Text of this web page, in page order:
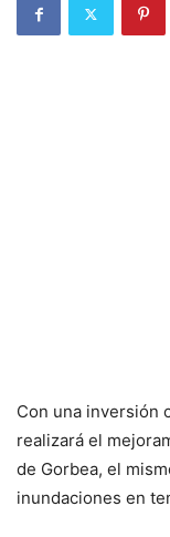
Con una inversión
realizará el
de Gorbea, el
inundaciones en